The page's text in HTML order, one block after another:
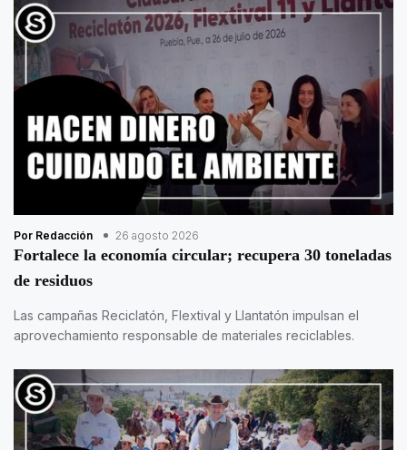
Por Redacción 26 agosto 2026
Fortalece la economía circular; recupera 30 toneladas
de residuos
Las campañas Reciclatón, Flextival y Llantatón impulsan el
aprovechamiento responsable de materiales reciclables.